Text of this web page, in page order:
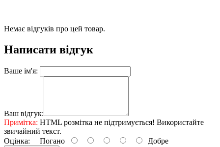
Немає відгуків про цей товар.
Написати відгук
Ваше ім'я:
Ваш відгук:
Примітка: HTML розмітка не підтримується! Використайте
звичайний текст.
Оцінка: Погано Добре